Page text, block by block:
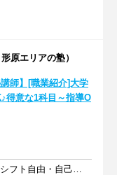
原エリアの塾）
講師】[職業紹介]大学
得意な1科目～指導O
週1日以上 1日1時間以上 シフト自由・自己申告